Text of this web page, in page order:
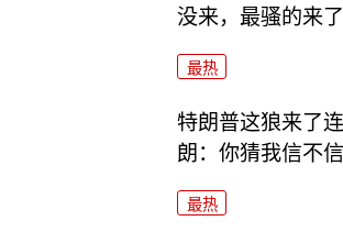
没来，最骚的来了
最热
特朗普这狼来了
朗：你猜我信不信
最热